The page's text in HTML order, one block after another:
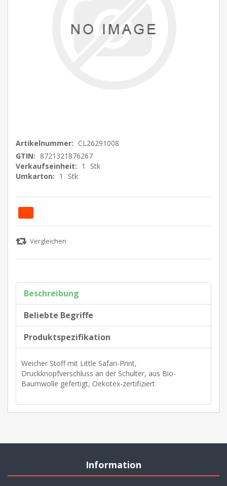
Artikelnummer: CL26291008
GTIN: 8721321876267
Verkaufseinheit: 1
Stk
Umkarton: 1 Stk
Beschreibung
Beliebte Begriffe
Produktspezifikation
Weicher Stoff mit Little Safari-Print,
Druckknopfverschluss an der Schulter, aus Bio-
Baumwolle gefertigt, Oekotex-zertifiziert
Information